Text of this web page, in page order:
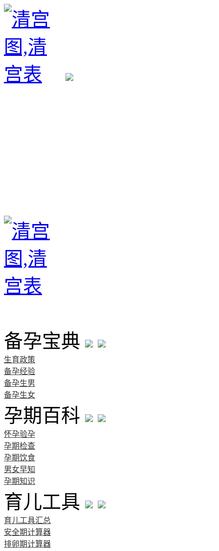
备孕宝典
生育政策
备孕经验
备孕生男
备孕生女
孕期百科
怀孕验孕
孕期检查
孕期饮食
男女早知
孕期知识
育儿工具
育儿工具汇总
安全期计算器
排卵期计算器